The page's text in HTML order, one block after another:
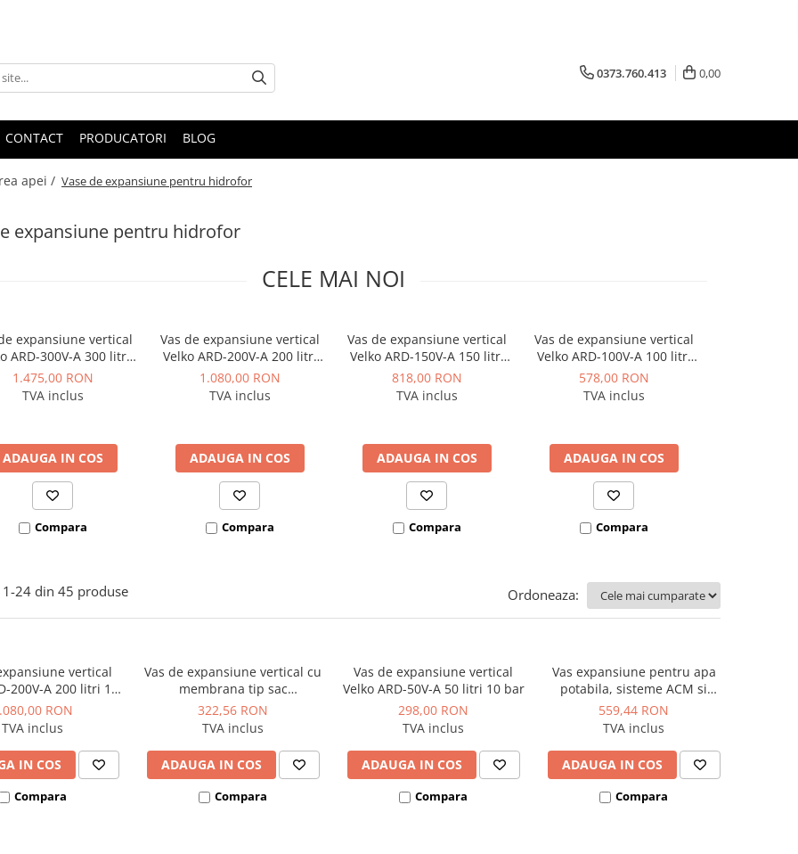
0373.760.413 0,00
CONTACT PRODUCATORI BLOG
apei / Vase de expansiune pentru hidrofor
expansiune pentru hidrofor
CELE MAI NOI
expansiune vertical
ARD-300V-A 300 litri
10 bar
1.475,00 RON
TVA inclus
ADAUGA IN COS
Compara
Vas de expansiune vertical
Velko ARD-200V-A 200 litri
10 bar
1.080,00 RON
TVA inclus
ADAUGA IN COS
Compara
Vas de expansiune vertical
Velko ARD-150V-A 150 litri
10 bar
818,00 RON
TVA inclus
ADAUGA IN COS
Compara
Vas de expansiune vertical
Velko ARD-100V-A 100 litri
10 bar
578,00 RON
TVA inclus
ADAUGA IN COS
Compara
1-24 din 45 produse Ordoneaza:
vertical
200V-A 200 litri 10
barRON
TVA inclus
IN COS
Compara
Vas de expansiune vertical cu
membrana tip sac
neinlocuibila, fara circulatie
interna 70°C/10 bar, Ø 280,
litri
322,56 RON
TVA inclus
ADAUGA IN COS
Compara
Vas de expansiune vertical
Velko ARD-50V-A 50 litri 10 bar
298,00 RON
TVA inclus
ADAUGA IN COS
Compara
Vas expansiune pentru apa
potabila, sisteme ACM si
grupuri de pompare, cu
recirculare, 70°C/10 bar,
litri
559,44 RON
TVA inclus
ADAUGA IN COS
Compara